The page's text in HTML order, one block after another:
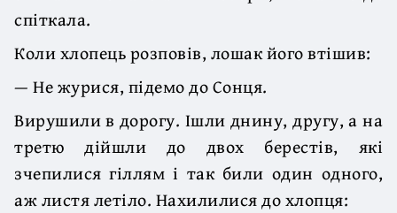
спіткала.
Коли хлопець розповів, лошак його втішив:
— Не журися, підемо до Сонця.
Вирушили в дорогу. Ішли днину, другу, а на
третю дійшли до двох берестів, які
зчепилися гіллям і так били один одного,
аж листя летіло. Нахилилися до хлопця: